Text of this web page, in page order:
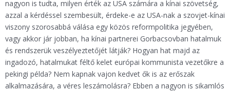
nagyon is tudta, milyen érték az USA számára a kínai szövetség,
azzal a kérdéssel szembesült, érdeke-e az USA-nak a szovjet-kínai
viszony szorosabbá válása egy közös reformpolitika jegyében,
vagy akkor jár jobban, ha kínai partnerei Gorbacsovban hatalmuk
és rendszerük veszélyeztetőjét látják? Hogyan hat majd az
ingadozó, hatalmukat féltő kelet európai kommunista vezetőkre a
pekingi példa? Nem kapnak vajon kedvet ők is az erőszak
alkalmazására, a véres leszámolásra? Ebben a nagyon is sikamlós